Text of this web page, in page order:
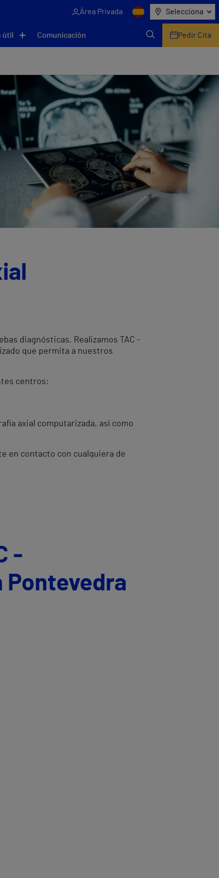
Área Privada Selecciona
útil Comunicación Pedir Cita
diagnósticas. Realizamos TAC -
que permita a nuestros
centros:
axial computarizada, así como
en contacto con cualquiera de
-
Pontevedra